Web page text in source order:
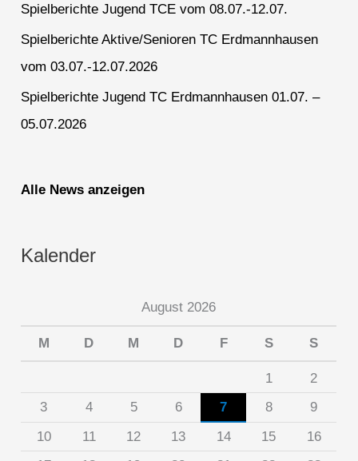
Spielberichte Jugend TCE vom 08.07.-12.07.
Spielberichte Aktive/Senioren TC Erdmannhausen
vom 03.07.-12.07.2026
Spielberichte Jugend TC Erdmannhausen 01.07. –
05.07.2026
Alle News anzeigen
Kalender
August 2026
M D M D F S S
1
2
3
4 5 6 7 8
9
10
11 12 13 14 15
16